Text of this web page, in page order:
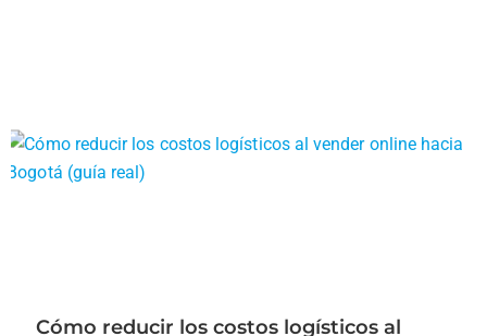
Cómo reducir los costos logísticos al